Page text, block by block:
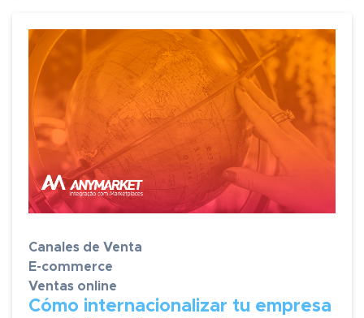
Canales de Venta
E-commerce
Ventas online
Cómo internacionalizar tu empresa